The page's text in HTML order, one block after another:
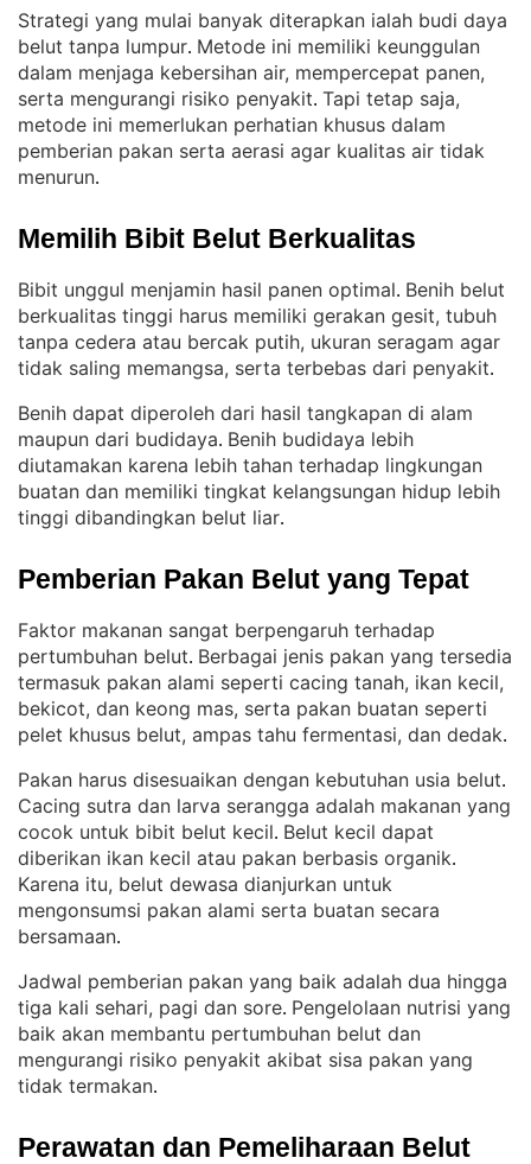
Strategi yang mulai banyak diterapkan ialah budi daya
belut tanpa lumpur. Metode ini memiliki keunggulan
dalam menjaga kebersihan air, mempercepat panen,
serta mengurangi risiko penyakit. Tapi tetap saja,
metode ini memerlukan perhatian khusus dalam
pemberian pakan serta aerasi agar kualitas air tidak
menurun.
Memilih Bibit Belut Berkualitas
Bibit unggul menjamin hasil panen optimal. Benih belut
berkualitas tinggi harus memiliki gerakan gesit, tubuh
tanpa cedera atau bercak putih, ukuran seragam agar
tidak saling memangsa, serta terbebas dari penyakit.
Benih dapat diperoleh dari hasil tangkapan di alam
maupun dari budidaya. Benih budidaya lebih
diutamakan karena lebih tahan terhadap lingkungan
buatan dan memiliki tingkat kelangsungan hidup lebih
tinggi dibandingkan belut liar.
Pemberian Pakan Belut yang Tepat
Faktor makanan sangat berpengaruh terhadap
pertumbuhan belut. Berbagai jenis pakan yang tersedia
termasuk pakan alami seperti cacing tanah, ikan kecil,
bekicot, dan keong mas, serta pakan buatan seperti
pelet khusus belut, ampas tahu fermentasi, dan dedak.
Pakan harus disesuaikan dengan kebutuhan usia belut
Cacing sutra dan larva serangga adalah makanan yang
cocok untuk bibit belut kecil. Belut kecil dapat
diberikan ikan kecil atau pakan berbasis organik
Karena itu, belut dewasa dianjurkan untuk
mengonsumsi pakan alami serta buatan secara
bersamaan.
Jadwal pemberian pakan yang baik adalah dua hingga
tiga kali sehari, pagi dan sore. Pengelolaan nutrisi yang
baik akan membantu pertumbuhan belut dan
mengurangi risiko penyakit akibat sisa pakan yang
tidak termakan.
Perawatan dan Pemeliharaan Belut